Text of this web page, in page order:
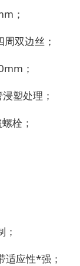
；
双边丝；
；
塑处理；
栓；
适应性*强；